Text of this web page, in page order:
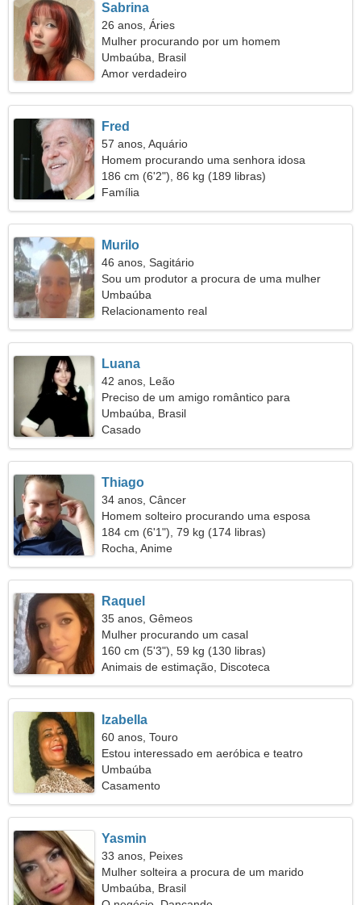
Sabrina
26 anos, Áries
Mulher procurando por um homem
Umbaúba, Brasil
Amor verdadeiro
Fred
57 anos, Aquário
Homem procurando uma senhora idosa
186 cm (6'2"), 86 kg (189 libras)
Família
Murilo
46 anos, Sagitário
Sou um produtor a procura de uma mulher
incrível
Umbaúba
Relacionamento real
Luana
42 anos, Leão
Preciso de um amigo romântico para
cozinharmos juntos
Umbaúba, Brasil
Casado
Thiago
34 anos, Câncer
Homem solteiro procurando uma esposa
184 cm (6'1"), 79 kg (174 libras)
Rocha, Anime
Raquel
35 anos, Gêmeos
Mulher procurando um casal
160 cm (5'3"), 59 kg (130 libras)
Animais de estimação, Discoteca
Izabella
60 anos, Touro
Estou interessado em aeróbica e teatro
Umbaúba
Casamento
Yasmin
33 anos, Peixes
Mulher solteira a procura de um marido
Umbaúba, Brasil